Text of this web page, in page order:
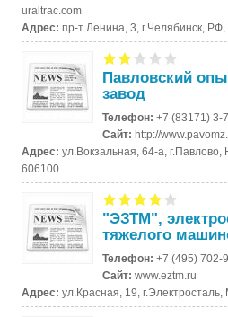
uraltrac.com
Адрес:пр-т Ленина, 3, г.Челябинск,
Павловский
завод
Телефон:+7 (83171) 3-
Сайт:http://
Адрес:ул.Вокзальная, 64-а, г.Павлово,
606100
"ЭЗТМ",
тяжелого
Телефон:+7 (495) 702-
Сайт:www.eztm.ru
Адрес:ул.Красная, 19,